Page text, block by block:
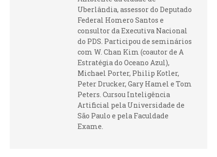
Uberlândia, assessor do Deputado
Federal Homero Santos e
consultor da Executiva Nacional
do PDS. Participou de seminários
com W. Chan Kim (coautor de A
Estratégia do Oceano Azul),
Michael Porter, Philip Kotler,
Peter Drucker, Gary Hamel e Tom
Peters. Cursou Inteligência
Artificial pela Universidade de
São Paulo e pela Faculdade
Exame.